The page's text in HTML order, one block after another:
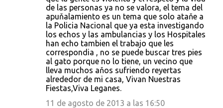
de las personas ya no se valora, el tema del
apuňalamiento es un tema que solo ataňe a
la Policia Nacional que ya esta investigando
los echos y las ambulancias y los Hospitales
han echo tambien el trabajo que les
correspondia , no se puede buscar tres pies
al gato porque no lo tiene, un vecino que
lleva muchos aňos sufriendo reyertas
alrededor de mi casa, Vivan Nuestras
Fiestas,Viva Leganes.
11 de agosto de 2013 a las 16:50